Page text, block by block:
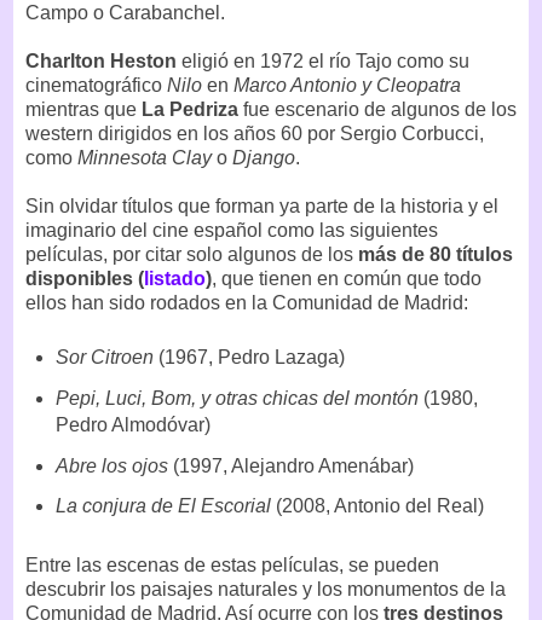
Campo o Carabanchel.
Charlton Heston eligió en 1972 el río Tajo como su
cinematográfico Nilo en Marco Antonio y Cleopatra
mientras que La Pedriza fue escenario de algunos de los
western dirigidos en los años 60 por Sergio Corbucci,
como Minnesota Clayo Django.
Sin olvidar títulos que forman ya parte de la historia y el
imaginario del cine español como las siguientes
películas, por citar solo algunos de los más de 80 títulos
disponibles ( listado), que tienen en común que todo
ellos han sido rodados en la Comunidad de Madrid:
Sor Citroen(1967, Pedro Lazaga)
Pepi, Luci, Bom, y otras chicas del montón(1980,
Pedro Almodóvar)
Abre los ojos(1997, Alejandro Amenábar)
La conjura de El Escorial(2008, Antonio del Real)
Entre las escenas de estas películas, se pueden
descubrir los paisajes naturales y los monumentos de la
Comunidad de Madrid. Así ocurre con los tres destinos